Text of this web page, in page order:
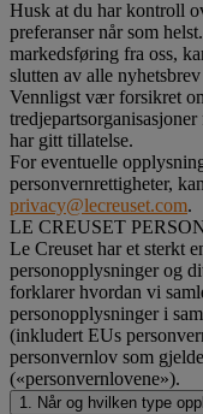
Husk at du har kontroll
preferanser når som
markedsføring fra oss,
slutten av alle
Vennligst vær forsikret
har gitt tillatelse.
For eventuelle
personvernrettigheter,
privacy@lecreuset.com.
LE CREUSET
Le Creuset har et sterkt
personopplysninger og
forklarer hvordan vi
personopplysninger i
(inkludert EUs
personvernlov som
(«personvernlovene»).
1. Når og hvilken type